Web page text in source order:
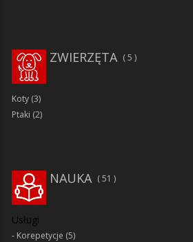
ZWIERZĘTA 5
Koty (3)
Ptaki (2)
51
NAUKA
Usługi
Korepetycje (5)